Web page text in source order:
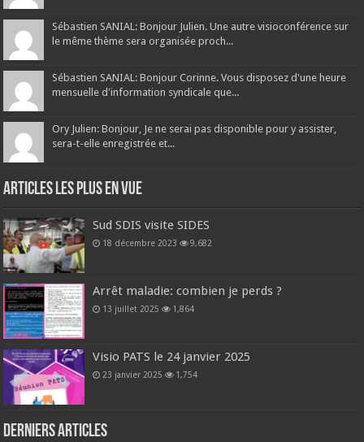
Sébastien SANIAL: Bonjour Julien. Une autre visioconférence sur
le même thème sera organisée proch...
Sébastien SANIAL: Bonjour Corinne. Vous disposez d'une heure
mensuelle d'information syndicale que...
Ory Julien: Bonjour, Je ne serai pas disponible pour y assister,
sera-t-elle enregistrée et...
Articles les plus en vue
Sud SDIS visite SIDES
18 décembre 2023 9,682
Arrêt maladie: combien je perds ?
13 juillet 2025 1,864
Visio PATS le 24 janvier 2025
23 janvier 2025 1,754
Derniers articles